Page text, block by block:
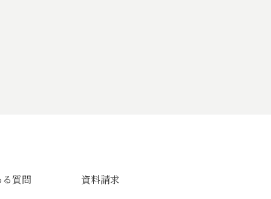
質問
資料請求